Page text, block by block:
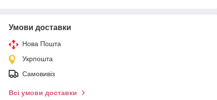
Умови доставки
Нова Пошта
Укрпошта
Самовивіз
Всі умови доставки